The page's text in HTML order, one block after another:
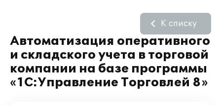
Автоматизация оперативного
и складского учета в торговой
компании на базе программы
«1С:Управление Торговлей 8»
К списку